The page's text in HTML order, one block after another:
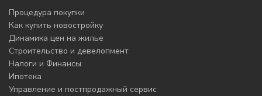
Процедура покупки
Как купить новостройку
Динамика цен на жилье
Строительство и девелопмент
Налоги и Финансы
Ипотека
Управление и постпродажный сервис